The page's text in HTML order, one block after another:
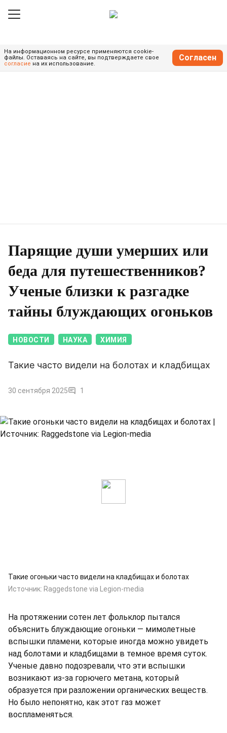
На информационном ресурсе применяются cookie-
файлы. Оставаясь на сайте, вы подтверждаете свое
согласие на их использование.
Согласен
Парящие души умерших или
беда для путешественников?
Ученые близки к разгадке
тайны блуждающих огоньков
НОВОСТИ НАУКА ХИМИЯ
Такие часто видели на болотах и кладбищах
30 сентября 2025 1
Такие огоньки часто видели на кладбищах и болотах
Источник: Raggedstone via Legion-media
На протяжении сотен лет фольклор пытался
объяснить блуждающие огоньки — мимолетные
вспышки пламени, которые иногда можно увидеть
над болотами и кладбищами в темное время суток.
Ученые давно подозревали, что эти вспышки
возникают из-за горючего метана, который
образуется при разложении органических веществ.
Но было непонятно, как этот газ может
воспламеняться.